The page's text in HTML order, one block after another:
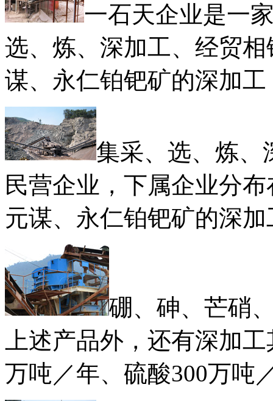
一石天企业是一
选、炼、深加工、经贸
谋、永仁铂钯矿的深加工
集采、选、炼、
民营企业，下属企业分
元谋、永仁铂钯矿的深加
硼、砷、芒硝
上述产品外，还有深加
万吨／年、硫酸300万吨